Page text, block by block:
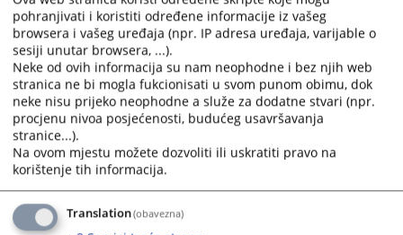
calendar
and
select
a
date.
Press
the
question
mark
key
calendar
and
select
a
date.
Press
question
mark
key
to
04.11.2010.
pohranjivati i koristiti određene informacije iz vašeg
browsera i vašeg uređaja (npr. IP adresa uređaja, varijable o
sesiji unutar browsera, ...).
Neke od ovih informacija su nam neophodne i bez njih web
stranica ne bi mogla fukcionisati u svom punom obimu, dok
neke nisu prijeko neophodne a služe za dodatne stvari (npr.
procjenu nivoa posjećenosti, budućeg usavršavanja
stranice...).
Na ovom mjestu možete dozvoliti ili uskratiti pravo na
korištenje tih informacija.
Translation(obavezna)